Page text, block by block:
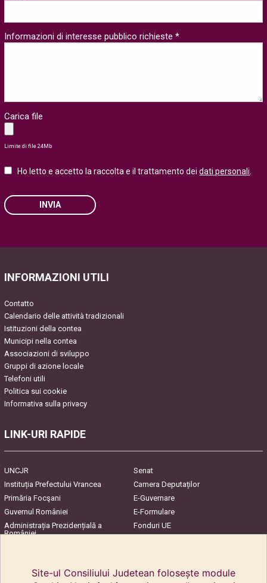
Informazioni di interesse pubblico richieste *
Carica file
Limite di file 24Mb
Ho letto e accetto la raccolta e il trattamento deidati personali.
INVIA
INFORMAZIONI UTILI
Contatto
Calendario delle attività tradizionali
Istituzioni della contea
Municipi nella contea
Associazioni di sviluppo
Gruppi di azione locale
Telefoni utili
Politica sui cookie
Informativa sulla privacy
LINK-URI RAPIDE
UNCJR
Senat
Instituția Prefectului Vrancea
Camera Deputaților
Primăria Focşani
E-Guvernare
Guvernul României
E-Formulare
Administrația Prezidențială a
României
Fonduri UE
Site-ul Consiliului Judetean folosește module